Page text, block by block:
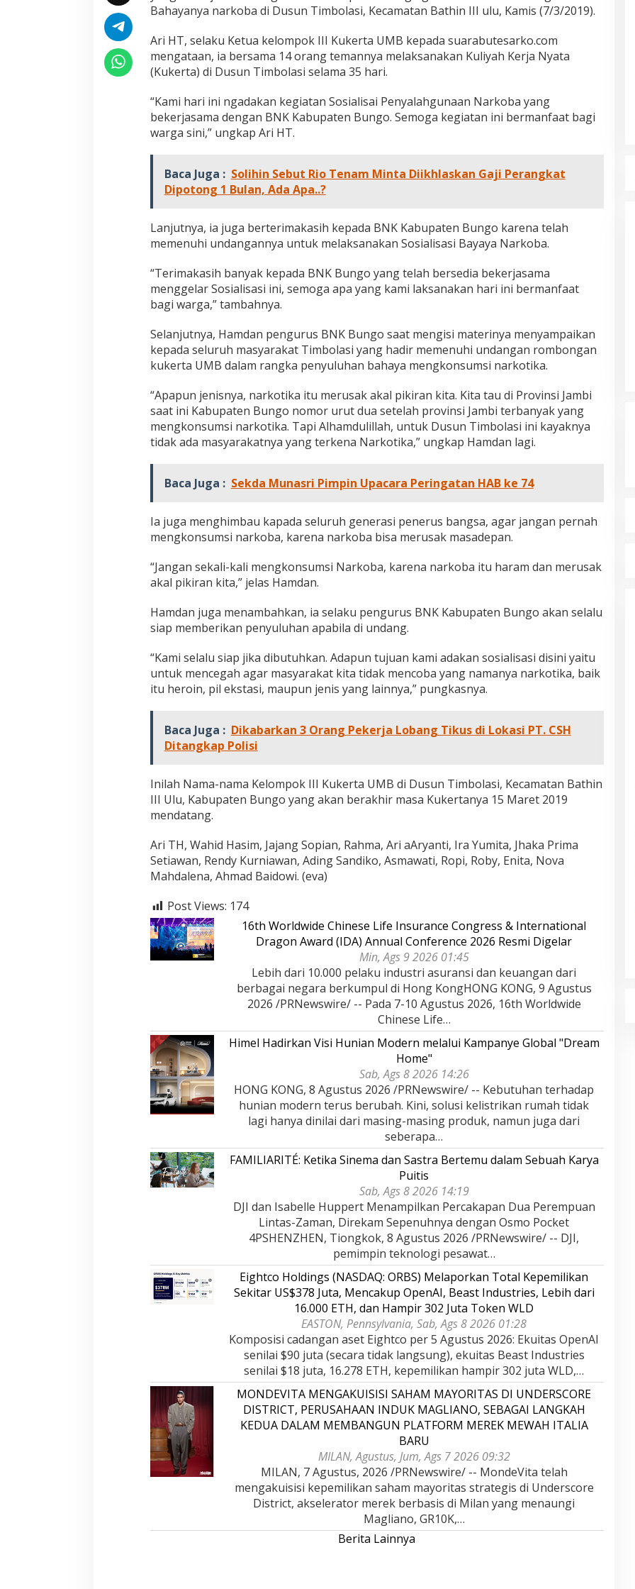
s
l
i
s
s
N
a
o
b
a
i
D
u
u
n
T
b
o
s
i
Bahayanya narkoba di Dusun Timbolasi, Kecamatan Bathin III ulu, Kamis (7/3/2019).
Ari HT, selaku Ketua kelompok III Kukerta UMB kepada suarabutesarko.com
mengataan, ia bersama 14 orang temannya melaksanakan Kuliyah Kerja Nyata
(Kukerta) di Dusun Timbolasi selama 35 hari.
“Kami hari ini ngadakan kegiatan Sosialisai Penyalahgunaan Narkoba yang
bekerjasama dengan BNK Kabupaten Bungo. Semoga kegiatan ini bermanfaat bagi
warga sini,” ungkap Ari HT.
Baca Juga : Solihin Sebut Rio Tenam Minta Diikhlaskan Gaji Perangkat
Dipotong 1 Bulan, Ada Apa..?
Lanjutnya, ia juga berterimakasih kepada BNK Kabupaten Bungo karena telah
memenuhi undangannya untuk melaksanakan Sosialisasi Bayaya Narkoba.
“Terimakasih banyak kepada BNK Bungo yang telah bersedia bekerjasama
menggelar Sosialisasi ini, semoga apa yang kami laksanakan hari ini bermanfaat
bagi warga,” tambahnya.
Selanjutnya, Hamdan pengurus BNK Bungo saat mengisi materinya menyampaikan
kepada seluruh masyarakat Timbolasi yang hadir memenuhi undangan rombongan
kukerta UMB dalam rangka penyuluhan bahaya mengkonsumsi narkotika.
“Apapun jenisnya, narkotika itu merusak akal pikiran kita. Kita tau di Provinsi Jambi
saat ini Kabupaten Bungo nomor urut dua setelah provinsi Jambi terbanyak yang
mengkonsumsi narkotika. Tapi Alhamdulillah, untuk Dusun Timbolasi ini kayaknya
tidak ada masyarakatnya yang terkena Narkotika,” ungkap Hamdan lagi.
Baca Juga : Sekda Munasri Pimpin Upacara Peringatan HAB ke 74
Ia juga menghimbau kapada seluruh generasi penerus bangsa, agar jangan pernah
mengkonsumsi narkoba, karena narkoba bisa merusak masadepan.
“Jangan sekali-kali mengkonsumsi Narkoba, karena narkoba itu haram dan merusak
akal pikiran kita,” jelas Hamdan.
Hamdan juga menambahkan, ia selaku pengurus BNK Kabupaten Bungo akan selalu
siap memberikan penyuluhan apabila di undang.
“Kami selalu siap jika dibutuhkan. Adapun tujuan kami adakan sosialisasi disini yaitu
untuk mencegah agar masyarakat kita tidak mencoba yang namanya narkotika, baik
itu heroin, pil ekstasi, maupun jenis yang lainnya,” pungkasnya.
Baca Juga : Dikabarkan 3 Orang Pekerja Lobang Tikus di Lokasi PT. CSH
Ditangkap Polisi
Inilah Nama-nama Kelompok III Kukerta UMB di Dusun Timbolasi, Kecamatan Bathin
III Ulu, Kabupaten Bungo yang akan berakhir masa Kukertanya 15 Maret 2019
mendatang.
Ari TH, Wahid Hasim, Jajang Sopian, Rahma, Ari aAryanti, Ira Yumita, Jhaka Prima
Setiawan, Rendy Kurniawan, Ading Sandiko, Asmawati, Ropi, Roby, Enita, Nova
Mahdalena, Ahmad Baidowi. (eva)
Post Views: 174
16th Worldwide Chinese Life Insurance Congress & International
Dragon Award (IDA) Annual Conference 2026 Resmi Digelar
Min, Ags 9 2026 01:45
Lebih dari 10.000 pelaku industri asuransi dan keuangan dari
berbagai negara berkumpul di Hong KongHONG KONG, 9 Agustus
2026 /PRNewswire/ -- Pada 7-10 Agustus 2026, 16th Worldwide
Chinese Life…
Himel Hadirkan Visi Hunian Modern melalui Kampanye Global "Dream
Home"
Sab, Ags 8 2026 14:26
HONG KONG, 8 Agustus 2026 /PRNewswire/ -- Kebutuhan terhadap
hunian modern terus berubah. Kini, solusi kelistrikan rumah tidak
lagi hanya dinilai dari masing-masing produk, namun juga dari
seberapa…
FAMILIARITÉ: Ketika Sinema dan Sastra Bertemu dalam Sebuah Karya
Puitis
Sab, Ags 8 2026 14:19
DJI dan Isabelle Huppert Menampilkan Percakapan Dua Perempuan
Lintas-Zaman, Direkam Sepenuhnya dengan Osmo Pocket
4PSHENZHEN, Tiongkok, 8 Agustus 2026 /PRNewswire/ -- DJI,
pemimpin teknologi pesawat…
Eightco Holdings (NASDAQ: ORBS) Melaporkan Total Kepemilikan
Sekitar US$378 Juta, Mencakup OpenAI, Beast Industries, Lebih dari
16.000 ETH, dan Hampir 302 Juta Token WLD
EASTON, Pennsylvania, Sab, Ags 8 2026 01:28
Komposisi cadangan aset Eightco per 5 Agustus 2026: Ekuitas OpenAI
senilai $90 juta (secara tidak langsung), ekuitas Beast Industries
senilai $18 juta, 16.278 ETH, kepemilikan hampir 302 juta WLD,…
MONDEVITA MENGAKUISISI SAHAM MAYORITAS DI UNDERSCORE
DISTRICT, PERUSAHAAN INDUK MAGLIANO, SEBAGAI LANGKAH
KEDUA DALAM MEMBANGUN PLATFORM MEREK MEWAH ITALIA
BARU
MILAN, Agustus, Jum, Ags 7 2026 09:32
MILAN, 7 Agustus, 2026 /PRNewswire/ -- MondeVita telah
mengakuisisi kepemilikan saham mayoritas strategis di Underscore
District, akselerator merek berbasis di Milan yang menaungi
Magliano, GR10K,…
Berita Lainnya
Jejak 69 Tahun dan Manifesto
Pembaharuan di Era Al Haris – Sani
6 Januari, 2026
Kinerja Terukur dan Dampak
Nyata: Mengapa Al Haris Disebut
Paling Efektif di Indonesia Tahun
2025
NASIONAL, OPINI DAN ARTIKEL, PEMERINTAHAN,
PERISTIWA
| 18 Desember, 2025
Pelaminan Pengantin dan Baju
Melayu (LAM) Jambi
DAN ARTIKEL, PEMERINTAHAN, PERISTIWA
Oktober, 2025